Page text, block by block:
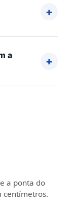
a
a ponta do
centímetros.